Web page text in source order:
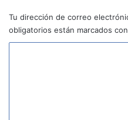
Tu dirección de correo
obligatorios están marcados con